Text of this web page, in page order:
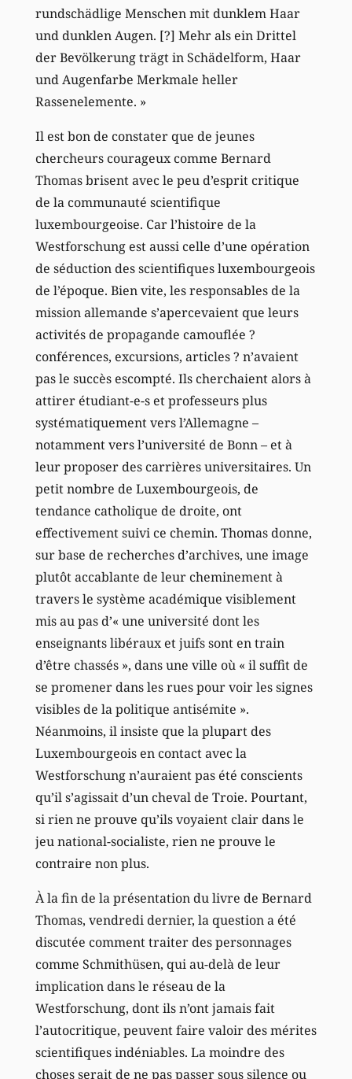
rundschädlige Menschen mit dunklem Haar
und dunklen Augen. [?] Mehr als ein Drittel
der Bevölkerung trägt in Schädelform, Haar
und Augenfarbe Merkmale heller
Rassenelemente. »
Il est bon de constater que de jeunes
chercheurs courageux comme Bernard
Thomas brisent avec le peu d’esprit critique
de la communauté scientifique
luxembourgeoise. Car l’histoire de la
Westforschung est aussi celle d’une opération
de séduction des scientifiques luxembourgeois
de l’époque. Bien vite, les responsables de la
mission allemande s’apercevaient que leurs
activités de propagande camouflée ?
conférences, excursions, articles ? n’avaient
pas le succès escompté. Ils cherchaient alors à
attirer étudiant-e-s et professeurs plus
systématiquement vers l’Allemagne –
notamment vers l’université de Bonn – et à
leur proposer des carrières universitaires. Un
petit nombre de Luxembourgeois, de
tendance catholique de droite, ont
effectivement suivi ce chemin. Thomas donne,
sur base de recherches d’archives, une image
plutôt accablante de leur cheminement à
travers le système académique visiblement
mis au pas d’« une université dont les
enseignants libéraux et juifs sont en train
d’être chassés », dans une ville où « il suffit de
se promener dans les rues pour voir les signes
visibles de la politique antisémite ».
Néanmoins, il insiste que la plupart des
Luxembourgeois en contact avec la
Westforschung n’auraient pas été conscients
qu’il s’agissait d’un cheval de Troie. Pourtant,
si rien ne prouve qu’ils voyaient clair dans le
jeu national-socialiste, rien ne prouve le
contraire non plus.
À la fin de la présentation du livre de Bernard
Thomas, vendredi dernier, la question a été
discutée comment traiter des personnages
comme Schmithüsen, qui au-delà de leur
implication dans le réseau de la
Westforschung, dont ils n’ont jamais fait
l’autocritique, peuvent faire valoir des mérites
scientifiques indéniables. La moindre des
choses serait de ne pas passer sous silence ou